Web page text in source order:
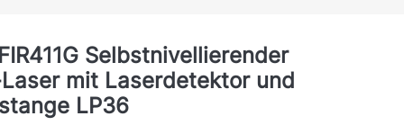
Selbstnivellierender
mit Laserdetektor und
LP36